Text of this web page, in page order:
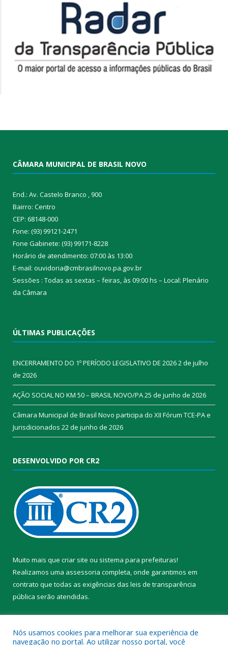
CÂMARA MUNICIPAL DE BRASIL NOVO
End.: Av. Castelo Branco , 900
Bairro: Centro
CEP: 68148-000
Fone: (93) 99121-2471
Fone Gabinete: (93) 99171-8228
Horário de atendimento: 07:00 às 13:00
E-mail: ouvidoria@cmbrasilnovo.pa.gov.br
Sessões : Todas as sextas – feiras, às 09:00 hs – Local: Plenário
da Câmara​
ÚLTIMAS PUBLICAÇÕES
ENCERRAMENTO DO 1º PERÍODO LEGISLATIVO DE 20262 de julho
de 2026
AÇÃO SOCIAL NO KM 50 – BRASIL NOVO/PA25 de junho de 2026
Câmara Municipal de Brasil Novo participa do XII Fórum TCE-PA e
Jurisdicionados 22 de junho de 2026
DESENVOLVIDO POR CR2
Muito mais que criar site ou sistema para prefeituras!
Realizamos uma assessoria completa, onde garantimos em
contrato que todas as exigências das leis de transparência
pública serão atendidas.
Nós usamos cookies para melhorar sua experiência de
navegação no portal. Ao utilizar nosso portal, você